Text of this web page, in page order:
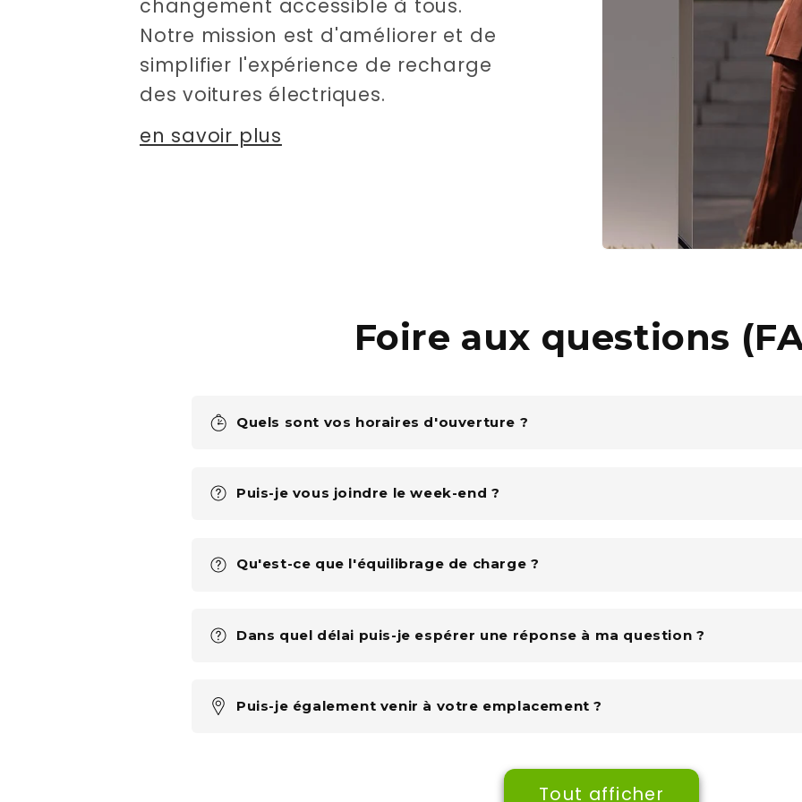
changement accessible à tous.
Notre mission est d'améliorer et de
simplifier l'expérience de recharge
des voitures électriques.
en savoir plus
Foire aux questions
Quels sont vos horaires d'ouverture ?
Puis-je vous joindre le week-end ?
Qu'est-ce que l'équilibrage de charge ?
Dans quel délai puis-je espérer une réponse à ma question ?
Puis-je également venir à votre emplacement ?
Tout afficher